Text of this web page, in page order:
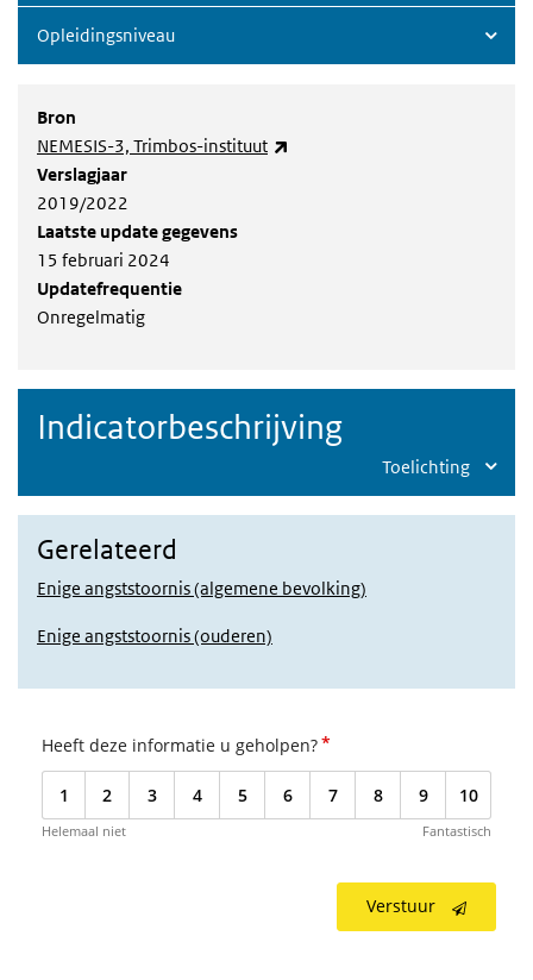
Opleidingsniveau
Bron
NEMESIS-3, Trimbos-instituut
Verslagjaar
2019/2022
Laatste update gegevens
15 februari 2024
Updatefrequentie
Onregelmatig
Indicatorbeschrijving
Toelichting
Gerelateerd
Enige angststoornis (algemene bevolking)
Enige angststoornis (ouderen)
Heeft deze informatie u geholpen?*
1 2 3 4 5 6 7 8 9 10
Helemaal niet Fantastisch
Verstuur